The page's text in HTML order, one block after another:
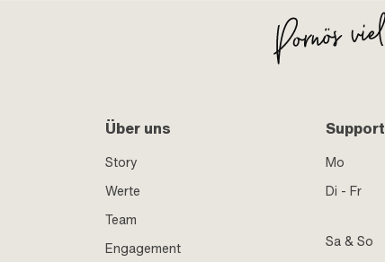
Über uns
Story
Werte
Team
Engagement
Support
Mo
Di - Fr
Sa & So